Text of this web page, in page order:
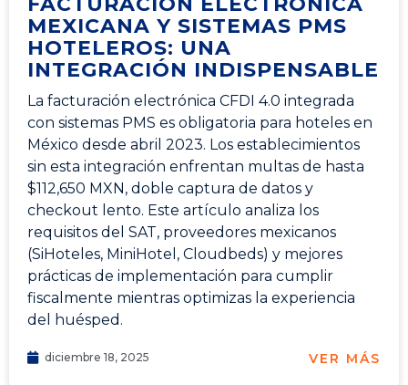
MEXICANA Y SISTEMAS PMS
HOTELEROS: UNA
INTEGRACIÓN INDISPENSABLE
La facturación electrónica CFDI 4.0 integrada
con sistemas PMS es obligatoria para hoteles en
México desde abril 2023. Los establecimientos
sin esta integración enfrentan multas de hasta
$112,650 MXN, doble captura de datos y
checkout lento. Este artículo analiza los
requisitos del SAT, proveedores mexicanos
(SiHoteles, MiniHotel, Cloudbeds) y mejores
prácticas de implementación para cumplir
fiscalmente mientras optimizas la experiencia
del huésped.
diciembre 18, 2025 VER MÁS